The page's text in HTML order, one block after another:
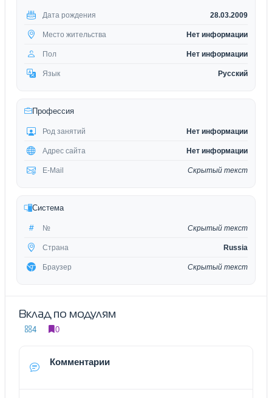
Дата рождения 28.03.2009
Место жительства Нет информации
Пол Нет информации
Язык Русский
Профессия
Род занятий Нет информации
Адрес сайта Нет информации
E-Mail Скрытый текст
Система
№ Скрытый текст
Страна Russia
Браузер Скрытый текст
Вклад по модулям
4 0
Комментарии